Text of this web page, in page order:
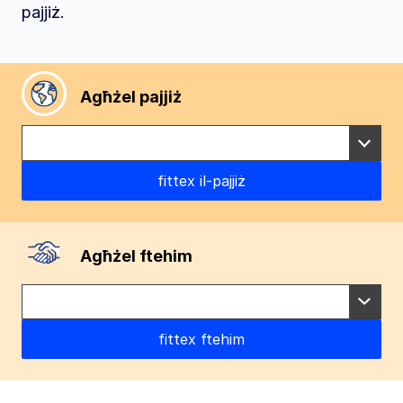
pajjiż.
Agħżel pajjiż
Agħżel ftehim